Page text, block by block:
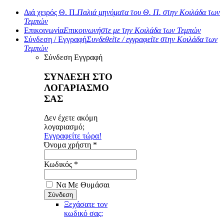
Διά χειρός Θ. Π.Παλιά μηνύματα του Θ. Π. στην Κοιλάδα των
Τεμπών
ΕπικοινωνίαΕπικοινωνήστε με την Κοιλάδα των Τεμπών
Σύνδεση / ΕγγραφήΣυνδεθείτε / εγγραφείτε στην Κοιλάδα των
Τεμπών
Σύνδεση Εγγραφή
ΣΥΝΔΕΣΗ ΣΤΟ
ΛΟΓΑΡΙΑΣΜΟ
ΣΑΣ
Δεν έχετε ακόμη
λογαριασμό;
Εγγραφείτε τώρα!
Όνομα χρήστη *
Κωδικός *
Να Με Θυμάσαι
Ξεχάσατε τον
κωδικό σας;